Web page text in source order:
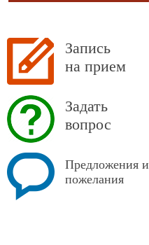
Запись
на прием
Задать
вопрос
Предложения и
пожелания